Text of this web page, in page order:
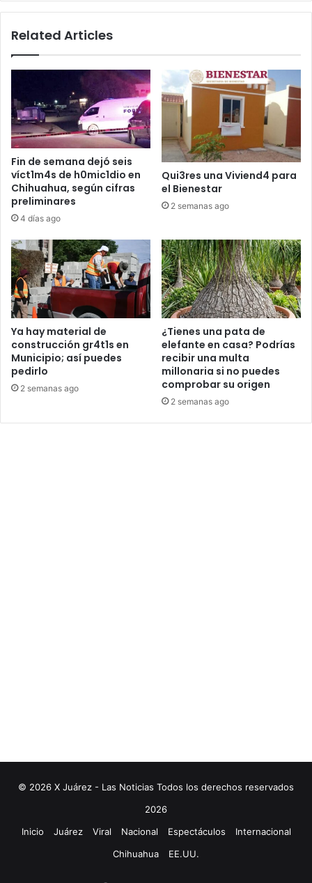
Related Articles
Fin de semana dejó seis
víct1m4s de h0mic1dio en
Chihuahua, según cifras
preliminares
4 días ago
Qui3res una Viviend4 para
el Bienestar
2 semanas ago
Ya hay material de
construcción gr4t1s en
Municipio; así puedes
pedirlo
2 semanas ago
¿Tienes una pata de
elefante en casa? Podrías
recibir una multa
millonaria si no puedes
comprobar su origen
2 semanas ago
© 2026 X Juárez - Las Noticias Todos los derechos reservados
2026
Inicio
Juárez Viral Nacional Espectáculos
Internacional
Chihuahua
EE.UU.